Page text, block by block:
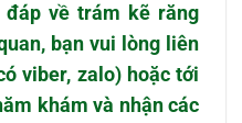
về trám kẽ răng
bạn vui lòng liên
viber, zalo) hoặc tới
khám và nhận các